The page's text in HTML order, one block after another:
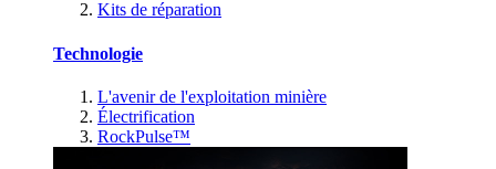
Kits de réparation
Technologie
L'avenir de l'exploitation minière
Électrification
RockPulse™